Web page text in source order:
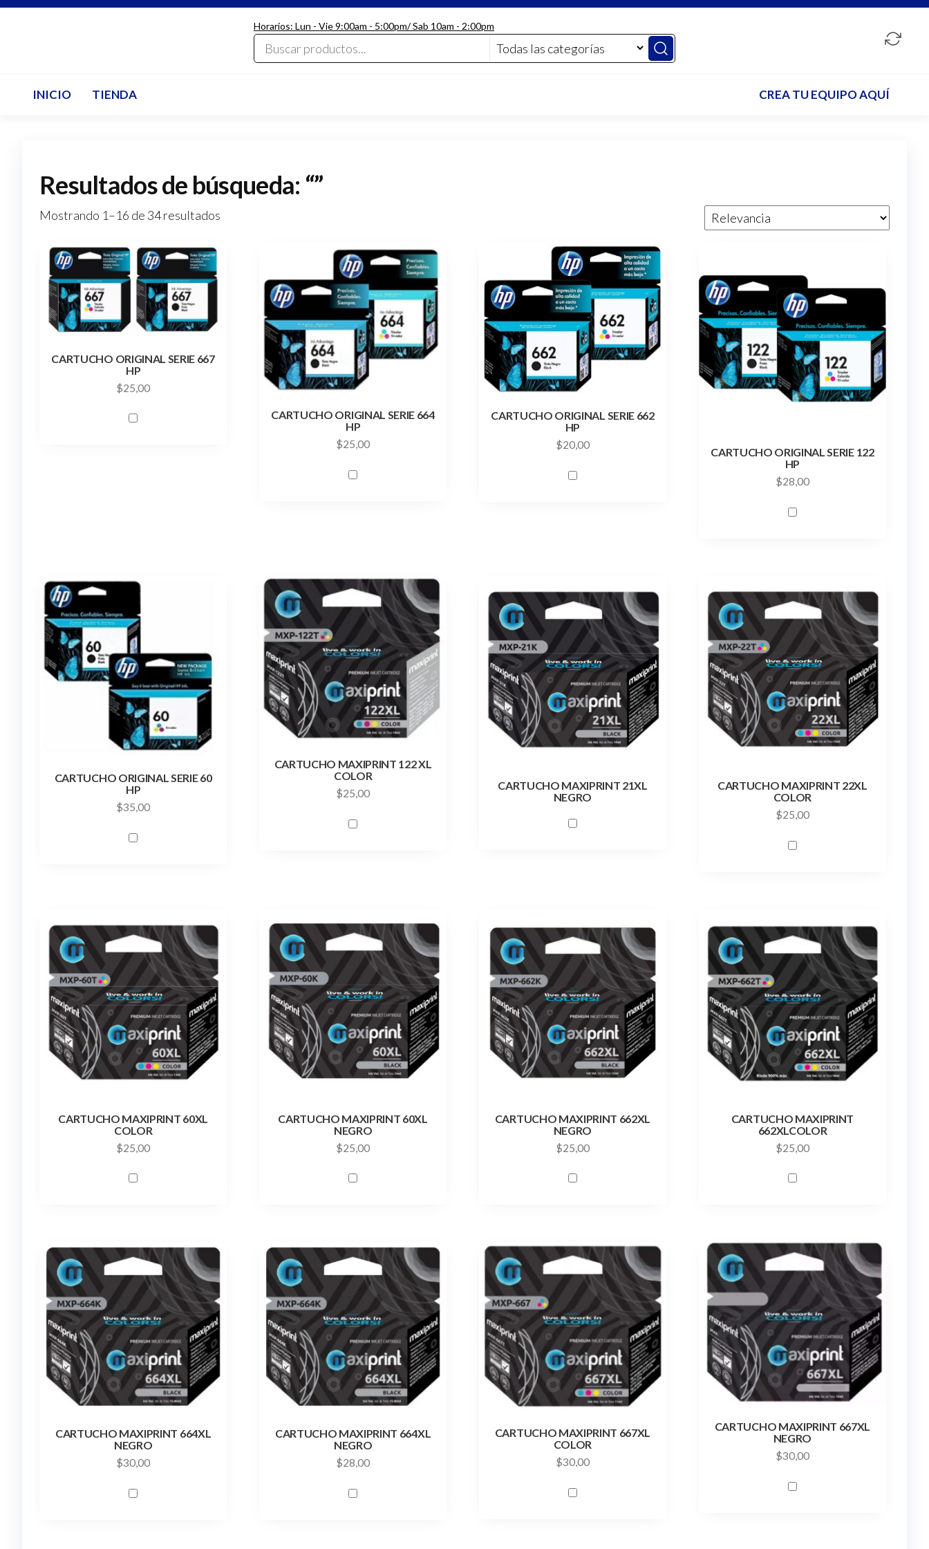
Saltar
Horarios: Lun - Vie 9:00am - 5:00pm/ Sab 10am - 2:00pm
INICIO TIENDA CREA TU EQUIPO AQUÍ
Resultados de búsqueda: “”
Mostrando 1–16 de 34 resultados
CARTUCHO ORIGINAL SERIE 667
HP
$25,00
CARTUCHO ORIGINAL SERIE 664
HP
$25,00
CARTUCHO ORIGINAL SERIE 662
HP
$20,00
CARTUCHO ORIGINAL SERIE 122
HP
$28,00
CARTUCHO ORIGINAL SERIE 60
HP
$35,00
CARTUCHO MAXIPRINT 122 XL
COLOR
$25,00
CARTUCHO MAXIPRINT 21XL
NEGRO
CARTUCHO MAXIPRINT 22XL
COLOR
$25,00
CARTUCHO MAXIPRINT 60XL
COLOR
$25,00
CARTUCHO MAXIPRINT 60XL
NEGRO
$25,00
CARTUCHO MAXIPRINT 662XL
NEGRO
$25,00
CARTUCHO MAXIPRINT
662XLCOLOR
$25,00
CARTUCHO MAXIPRINT 664XL
NEGRO
$30,00
CARTUCHO MAXIPRINT 664XL
NEGRO
$28,00
CARTUCHO MAXIPRINT 667XL
COLOR
$30,00
CARTUCHO MAXIPRINT 667XL
NEGRO
$30,00